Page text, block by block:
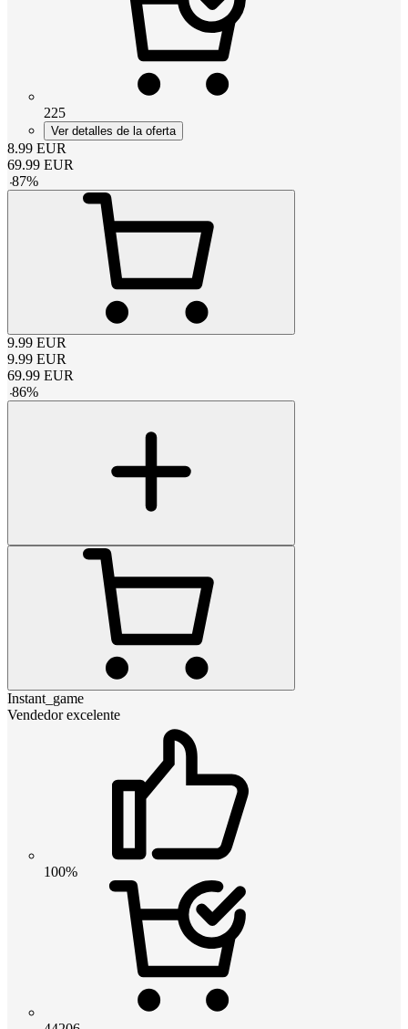
225
Ver detalles de la oferta
8.99 EUR
69.99 EUR
-87%
9.99 EUR
9.99 EUR
69.99 EUR
-86%
Instant_game
Vendedor excelente
100%